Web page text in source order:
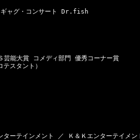
ャグ・コンサート Dr.fish
芸能大賞 コメディ部門 優秀コーナー賞
スタント）
ターテインメント ／ Ｋ＆Ｋエンターテイメン